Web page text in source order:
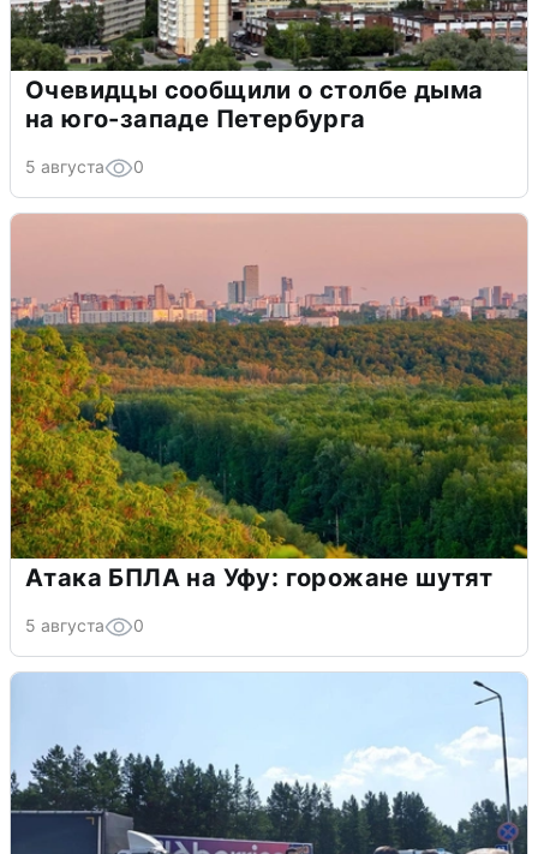
Очевидцы сообщили о столбе дыма
на юго-западе Петербурга
5 августа 0
Атака БПЛА на Уфу: горожане шутят
5 августа 0